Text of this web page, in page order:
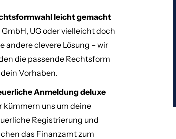
leicht gemacht
GmbH, UG oder vielleicht doch
andere clevere Lösung – wir
die passende Rechtsform
Vorhaben.
Anmeldung deluxe
kümmern uns um deine
Registrierung und
das Finanzamt zum